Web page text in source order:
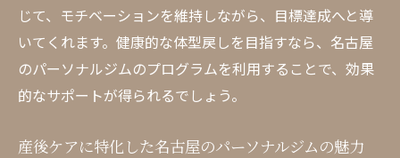
じて、モチベーションを維持しながら、目標達成へと導
いてくれます。健康的な体型戻しを目指すなら、名古屋
のパーソナルジムのプログラムを利用することで、効果
的なサポートが得られるでしょう。
産後ケアに特化した名古屋のパーソナルジムの魅力